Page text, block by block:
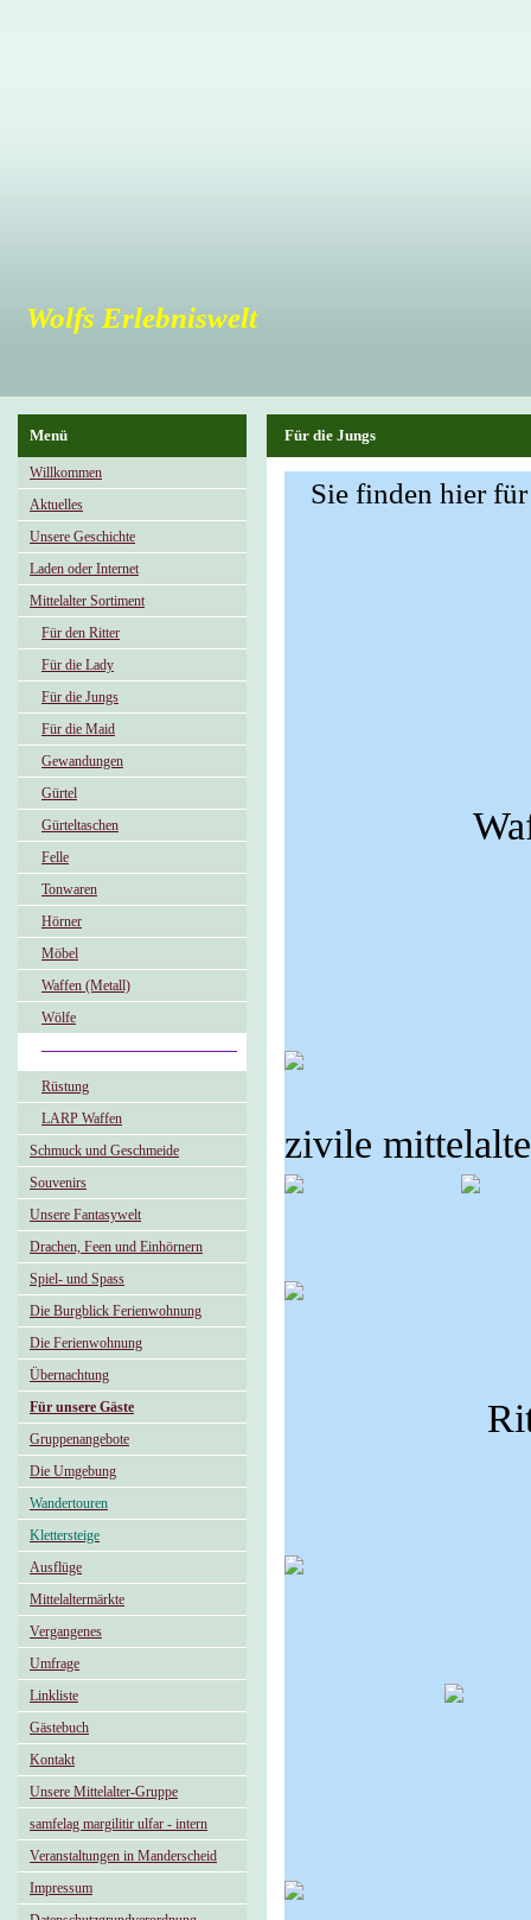
Wolfs Erlebniswelt
Menü
Willkommen
Aktuelles
Unsere Geschichte
Laden oder Internet
Mittelalter Sortiment
Für den Ritter
Für die Lady
Für die Jungs
Für die Maid
Gewandungen
Gürtel
Gürteltaschen
Felle
Tonwaren
Hörner
Möbel
Waffen (Metall)
Wölfe
Rüstung
LARP Waffen
Schmuck und Geschmeide
Souvenirs
Unsere Fantasywelt
Drachen, Feen und Einhörnern
Spiel- und Spass
Die Burgblick Ferienwohnung
Die Ferienwohnung
Übernachtung
Für unsere Gäste
Gruppenangebote
Die Umgebung
Wandertouren
Klettersteige
Ausflüge
Mittelaltermärkte
Vergangenes
Umfrage
Linkliste
Gästebuch
Kontakt
Unsere Mittelalter-Gruppe
samfelag margilitir ulfar - intern
Veranstaltungen in Manderscheid
Impressum
Für die Jungs
Sie finden hier
zivile